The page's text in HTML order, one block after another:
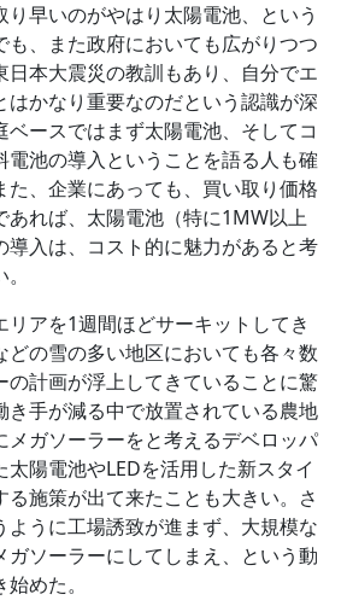
り早いのがやはり太陽電池、という
も、また政府においても広がりつつ
日本大震災の教訓もあり、自分でエ
はかなり重要なのだという認識が深
ベースではまず太陽電池、そしてコ
電池の導入ということを語る人も確
た、企業にあっても、買い取り価格
あれば、太陽電池（特に1MW以上
導入は、コスト的に魅力があると考
アを1週間ほどサーキットしてき
どの雪の多い地区においても各々数
の計画が浮上してきていることに驚
き手が減る中で放置されている農地
メガソーラーをと考えるデベロッパ
陽電池やLEDを活用した新スタイ
施策が出て来たことも大きい。さ
ように工場誘致が進まず、大規模な
ガソーラーにしてしまえ、という動
めた。